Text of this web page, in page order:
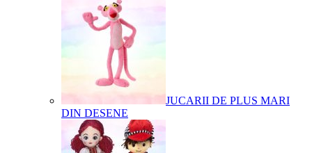
JUCARII DE PLUS MARI
DIN DESENE